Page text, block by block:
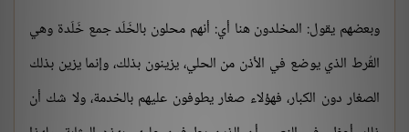
وبعضهم يقول: المخلدون هنا أي: أنهم محلون بالخَلَد جمع خَلَدة وهي
القُرط الذي يوضع في الأذن من الحلي، يزينون بذلك، وإنما يزين بذلك
الصغار دون الكبار، فهؤلاء صغار يطوفون عليهم بالخدمة، ولا شك أن